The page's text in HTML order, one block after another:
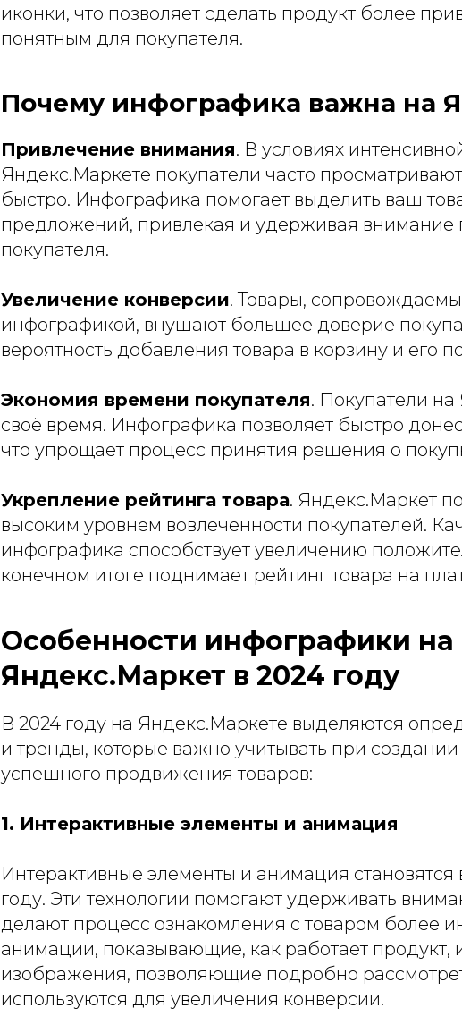
иконки, что позволяет сделать продукт более
понятным для покупателя.
Почему инфографика важна на
Привлечение внимания. В условиях
Яндекс.Маркете покупатели часто
быстро. Инфографика помогает выделить ваш
предложений, привлекая и удерживая внимание
покупателя.
Увеличение конверсии. Товары,
инфографикой, внушают большее доверие
вероятность добавления товара в корзину и его
Экономия времени покупателя. Покупатели
своё время. Инфографика позволяет быстро
что упрощает процесс принятия решения о
Укрепление рейтинга товара. Яндекс.Маркет
высоким уровнем вовлеченности покупателей.
инфографика способствует увеличению
конечном итоге поднимает рейтинг товара на
Особенности инфографики на
Яндекс.Маркет в 2024 году
В 2024 году на Яндекс.Маркете выделяются
и тренды, которые важно учитывать при
успешного продвижения товаров:
1. Интерактивные элементы и анимация
Интерактивные элементы и анимация
году. Эти технологии помогают удерживать
делают процесс ознакомления с товаром более
анимации, показывающие, как работает продукт,
изображения, позволяющие подробно
используются для увеличения конверсии.